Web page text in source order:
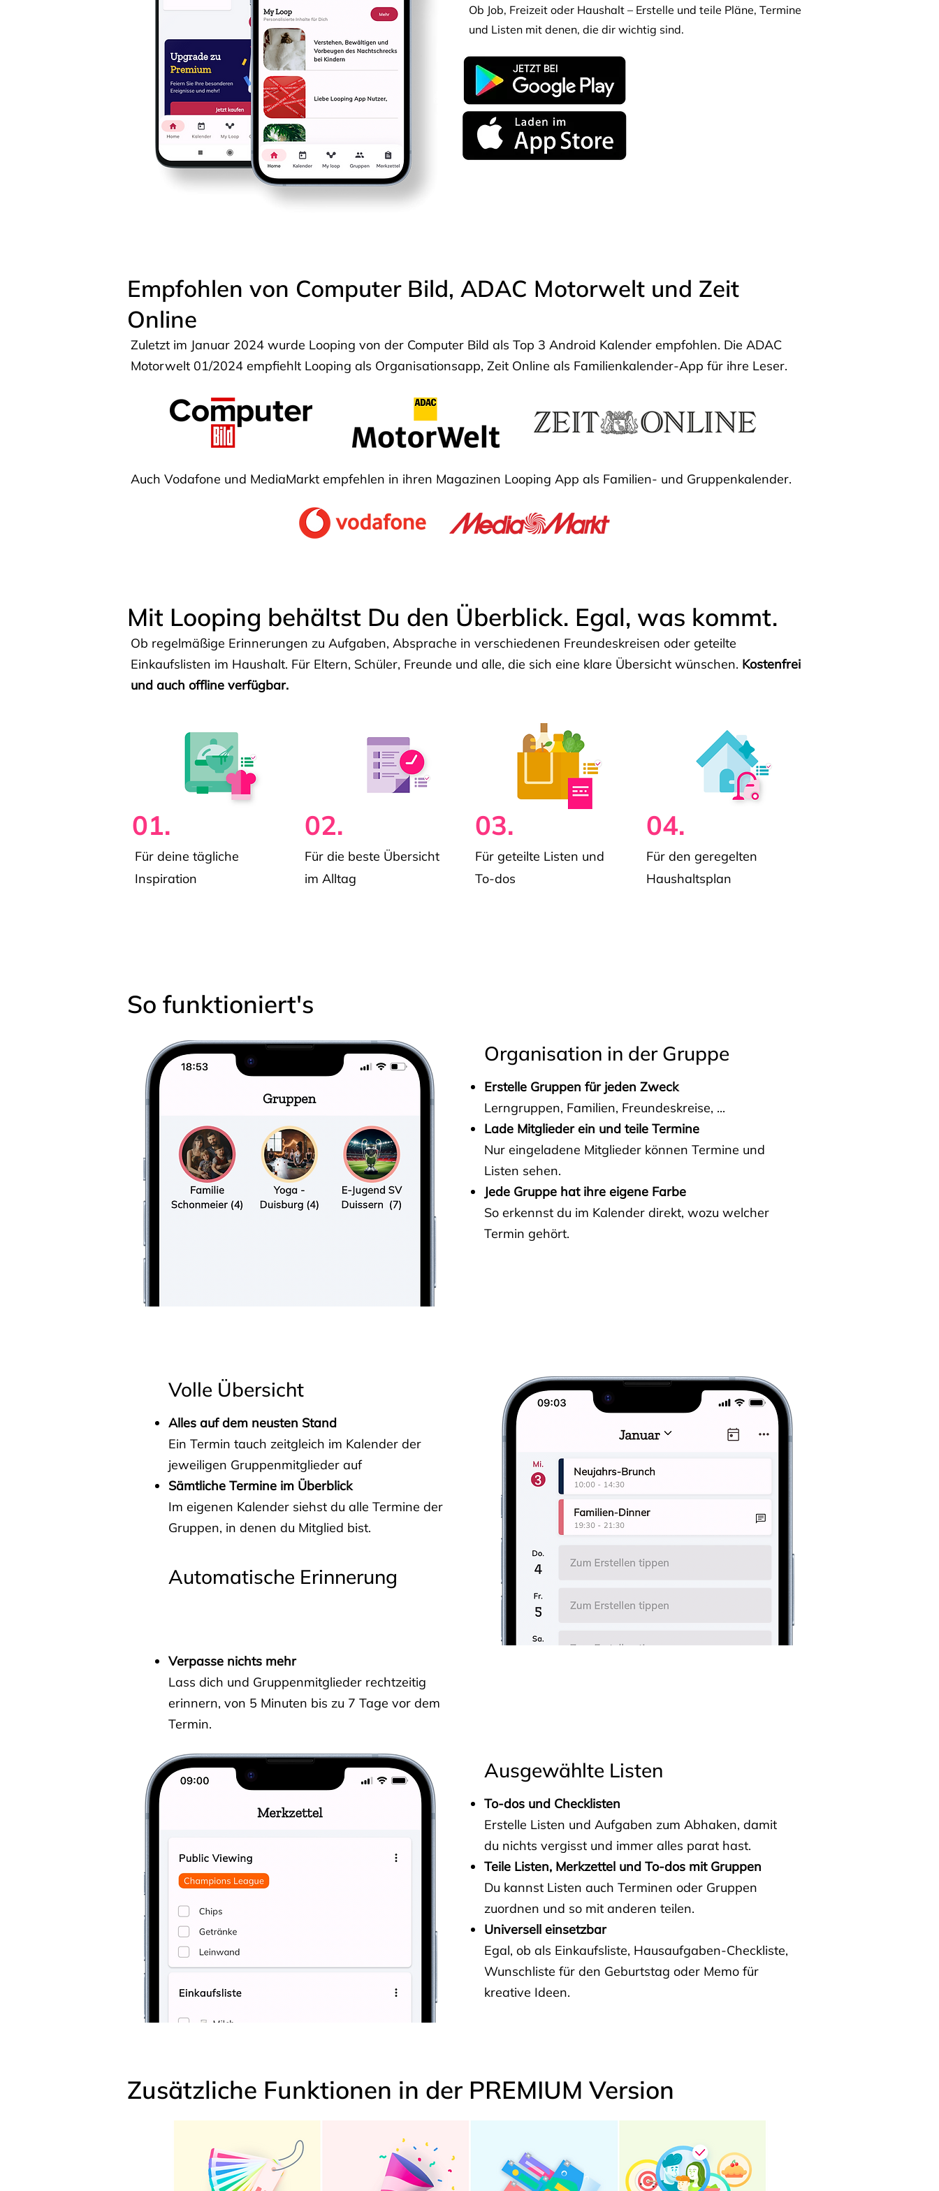
Ob Job, Freizeit oder Haushalt – Erstelle und teile Pläne, Termine
und Listen mit denen, die dir wichtig sind.
Empfohlen von Computer Bild, ADAC Motorwelt und Zeit
Online
Zuletzt im Januar 2024 wurde Looping von der Computer Bild als Top 3 Android Kalender empfohlen. Die ADAC
Motorwelt 01/2024 empfiehlt Looping als Organisationsapp, Zeit Online als Familienkalender-App für ihre Leser.
Auch Vodafone und MediaMarkt empfehlen in ihren Magazinen Looping App als Familien- und Gruppenkalender.
Mit Looping behältst Du den Überblick. Egal, was kommt.
Ob regelmäßige Erinnerungen zu Aufgaben, Absprache in verschiedenen Freundeskreisen oder geteilte
Einkaufslisten im Haushalt. Für Eltern, Schüler, Freunde und alle, die sich eine klare Übersicht wünschen. Kostenfrei
und auch offline verfügbar.
01.
Für deine tägliche
Inspiration
02.
Für die beste Übersicht
im Alltag
03.
Für geteilte Listen und
To-dos
04.
Für den geregelten
Haushaltsplan
So funktioniert's
Organisation in der Gruppe
Erstelle Gruppen für jeden Zweck
Lerngruppen, Familien, Freundeskreise, ...
Lade Mitglieder ein und teile Termine
Nur eingeladene Mitglieder können Termine und
Listen sehen.
Jede Gruppe hat ihre eigene Farbe
So erkennst du im Kalender direkt, wozu welcher
Termin gehört.
Volle Übersicht
Alles auf dem neusten Stand
Ein Termin tauch zeitgleich im Kalender der
jeweiligen Gruppenmitglieder auf
Sämtliche Termine im Überblick
Im eigenen Kalender siehst du alle Termine der
Gruppen, in denen du Mitglied bist.
Automatische Erinnerung
Verpasse nichts mehr
Lass dich und Gruppenmitglieder rechtzeitig
erinnern, von 5 Minuten bis zu 7 Tage vor dem
Termin.
Ausgewählte Listen
To-dos und Checklisten
Erstelle Listen und Aufgaben zum Abhaken, damit
du nichts vergisst und immer alles parat hast.
Teile Listen, Merkzettel und To-dos mit Gruppen
Du kannst Listen auch Terminen oder Gruppen
zuordnen und so mit anderen teilen.
Universell einsetzbar
Egal, ob als Einkaufsliste, Hausaufgaben-Checkliste,
Wunschliste für den Geburtstag oder Memo für
kreative Ideen.
Zusätzliche Funktionen in der PREMIUM Version